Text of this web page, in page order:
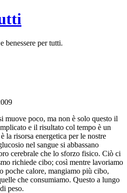
benessere per tutti.
muove poco, ma non è solo questo il
e il risultato col tempo è un
la risorsa energetica per le nostre
nel sangue si abbassano
cerebrale che lo sforzo fisico. Ciò ci
richiede cibo; così mentre lavoriamo
poche calore, mangiamo più cibo,
che consumiamo. Questo a lungo
peso.